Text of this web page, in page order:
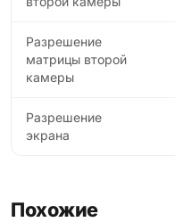
Разрешение
матрицы второй
камеры
Разрешение
экрана
Похожие